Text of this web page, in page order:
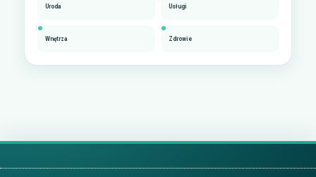
Uroda Usługi
Wnętrza Zdrowie